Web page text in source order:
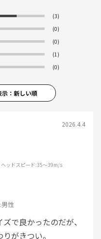
(3)
(0)
(0)
(1)
(0)
示：新しい順
2026.4.4
ヘッドスピード:35～39m/s
男性
で良かったのだが、
がきつい。